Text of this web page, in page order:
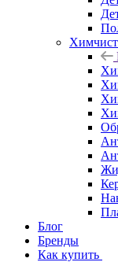
Блог
Бренды
Как купить